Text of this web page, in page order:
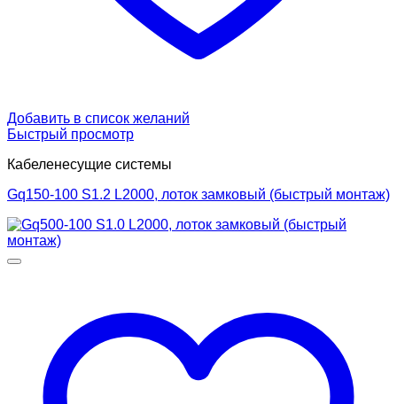
Добавить в список желаний
Быстрый просмотр
Кабеленесущие системы
Gq150-100 S1.2 L2000, лоток замковый (быстрый монтаж)